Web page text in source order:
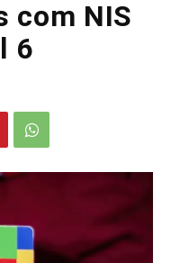
com NIS
6